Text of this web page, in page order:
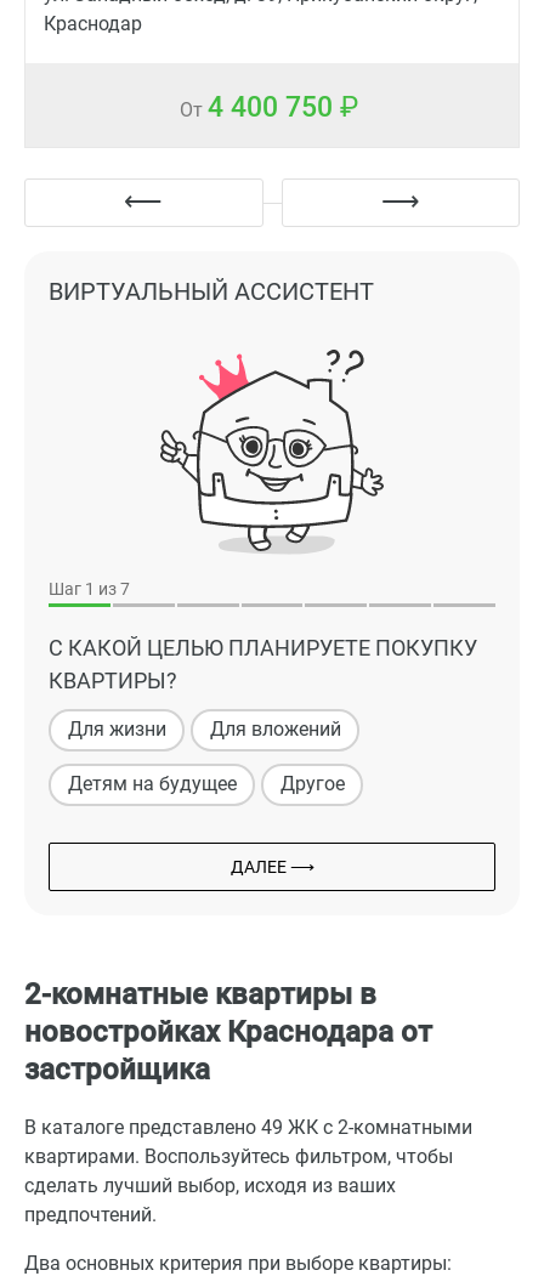
Краснодар
От 4 400 750
Шаг 1 из 7
С КАКОЙ ЦЕЛЬЮ ПЛАНИРУЕТЕ ПОКУПКУ
КВАРТИРЫ?
Для жизни Для вложений
Детям на будущее Другое
ДАЛЕЕ ⟶
ВИРТУАЛЬНЫЙ АССИСТЕНТ
2-комнатные квартиры в
новостройках Краснодара от
застройщика
В каталоге представлено 49 ЖК с 2-комнатными
квартирами. Воспользуйтесь фильтром, чтобы
сделать лучший выбор, исходя из ваших
предпочтений.
Два основных критерия при выборе квартиры: